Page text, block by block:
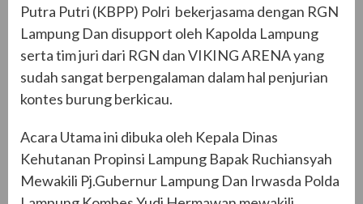
Putra Putri (KBPP) Polri bekerjasama dengan RGN
Lampung Dan disupport oleh Kapolda Lampung
serta tim juri dari RGN dan VIKING ARENA yang
sudah sangat berpengalaman dalam hal penjurian
kontes burung berkicau.
Acara Utama ini dibuka oleh Kepala Dinas
Kehutanan Propinsi Lampung Bapak Ruchiansyah
Mewakili Pj.Gubernur Lampung Dan Irwasda Polda